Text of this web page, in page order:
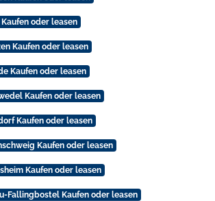
oder leasen
Kaufen oder leasen
Kaufen oder leasen
Kaufen oder leasen
Kaufen oder leasen
Kaufen oder leasen
Kaufen oder leasen
Fallingbostel Kaufen oder leasen